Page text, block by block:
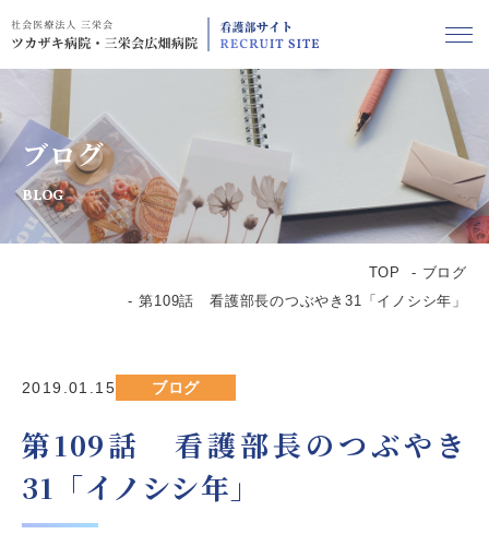
ブログ
BLOG
TOP
ブログ
第109話 看護部長のつぶやき31「イノシシ年」
2019.01.15 ブログ
第109話 看護部長のつぶやき
31「イノシシ年」